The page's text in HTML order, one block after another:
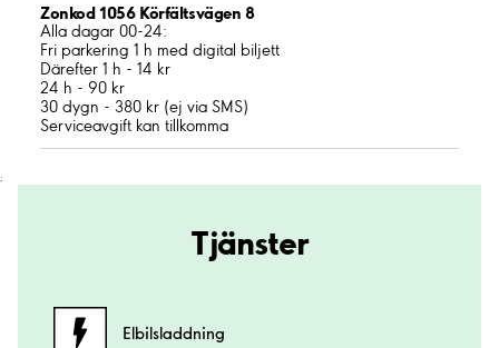
Zonkod 1056 Körfältsvägen 8
Alla dagar 00-24:
Fri parkering 1 h med digital biljett
Därefter 1 h - 14 kr
24 h - 90 kr
30 dygn - 380 kr (ej via SMS)
Serviceavgift kan tillkomma
;
Tjänster
Elbilsladdning